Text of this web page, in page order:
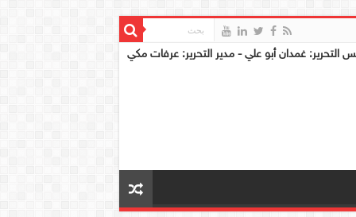
التحرير: غمدان أبو علي - مدير التحرير: عرفات مكي